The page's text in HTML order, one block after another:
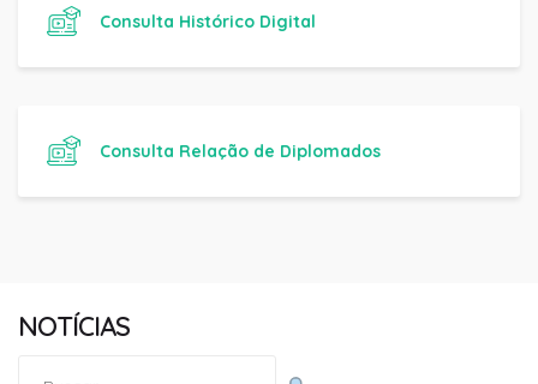
Consulta Histórico Digital
Consulta Relação de Diplomados
NOTÍCIAS